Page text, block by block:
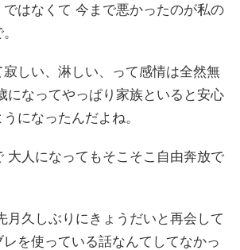
はなくて 今まで悪かったのが私の
しい、淋しい、って感情は全然無
になってやっぱり家族といると安心
になったんだよね。
大人になってもそこそこ自由奔放で
月久しぶりにきょうだいと再会して
を使っている話なんてしてなかっ